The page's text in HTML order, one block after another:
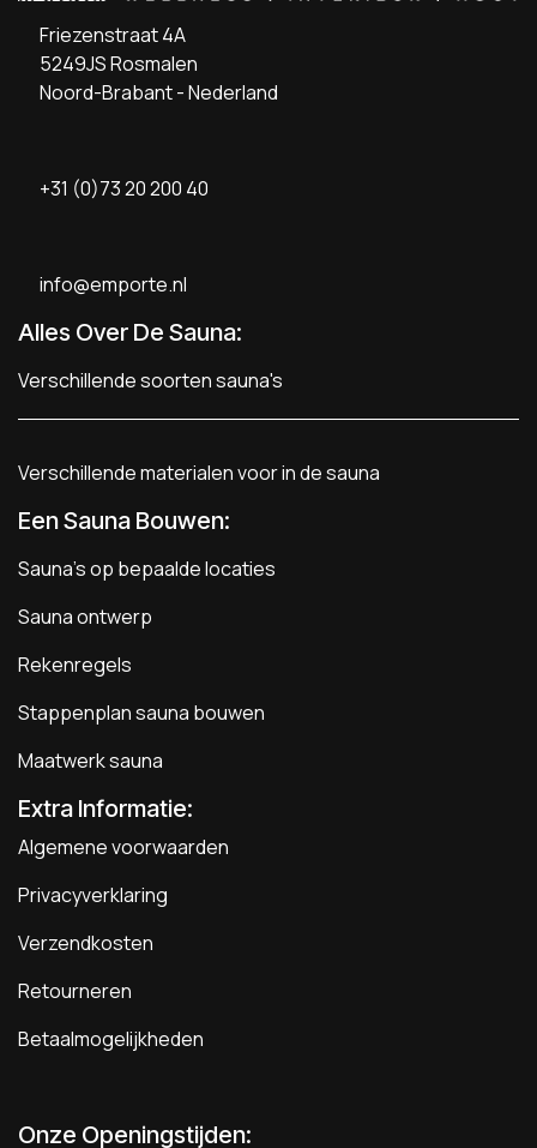
Friezenstraat 4A
5249JS Rosmalen
Noord-Brabant - Nederland
+31 (0)73 20 200 40
info@emporte.nl
Alles Over De Sauna:
Verschillende soorten sauna's
Verschillende materialen voor in de sauna
Een Sauna Bouwen:
Sauna's op bepaalde locaties
Sauna ontwerp
Rekenregels
Stappenplan sauna bouwen
Maatwerk sauna
Extra Informatie:
Algemene voorwaarden
Privacyverklaring
Verzendkosten
Retourneren
Betaalmogelijkheden
Onze Openingstijden: